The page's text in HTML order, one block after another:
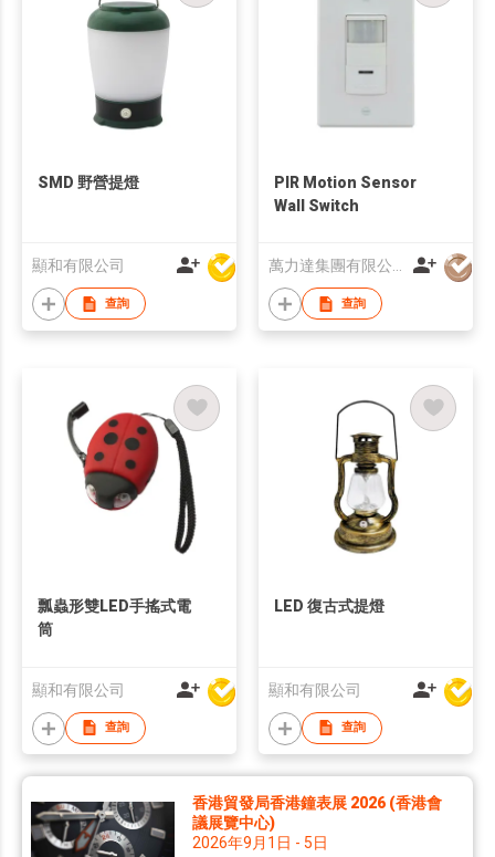
SMD 野營提燈
顯和有限公司
查詢
PIR Motion Sensor
Wall Switch
萬力達集團有限公司
查詢
瓢蟲形雙LED手搖式電
筒
顯和有限公司
查詢
LED 復古式提燈
顯和有限公司
查詢
香港貿發局香港鐘表展 2026 (香港會
議展覽中心)
2026年9月1日 - 5日